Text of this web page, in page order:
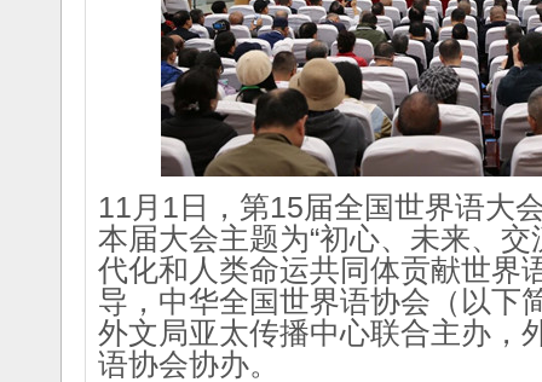
pri ..2012/8/10
湖北世协2012学术研
讨会即将召开
2012/4/19
11月1日，第15届全国世界语大
本届大会主题为“初心、未来、
代化和人类命运共同体贡献世界
导，中华全国世界语协会（以下
外文局亚太传播中心联合主办，
语协会协办。